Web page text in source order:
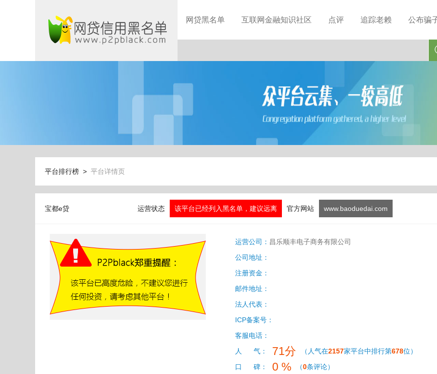
网贷黑名单 互联网金融知识社区 点评 追踪老赖 公布骗
平台排行榜 > 平台详情页
宝都e贷 运营状态 该平台已经列入黑名单，建议远离 官方网站 www.baoduedai.com
运营公司： 昌乐顺丰电子商务有限公司
公司地址：
注册资金：
邮件地址：
法人代表：
ICP备案号：
客服电话：
人 气：
71分 （人气在2157家平台中排行第678位）
口 碑：
0 % （0条评论）